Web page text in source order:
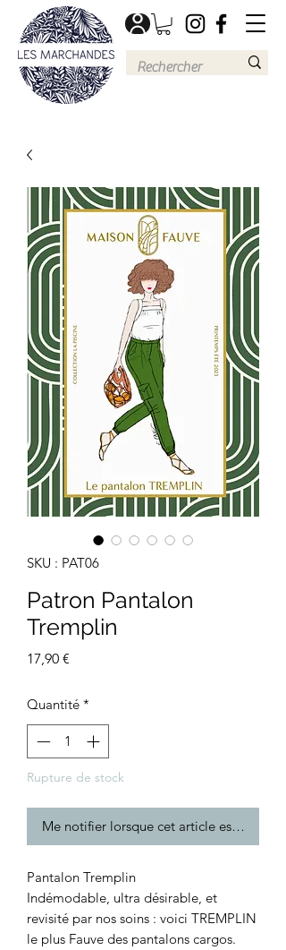
SKU : PAT06
Patron Pantalon
Tremplin
17,90 €
Quantité *
Rupture de stock
Me notifier lorsque cet article est
Pantalon Tremplin
Indémodable, ultra désirable, et
revisité par nos soins : voici TREMPLIN
le plus Fauve des pantalons cargos.